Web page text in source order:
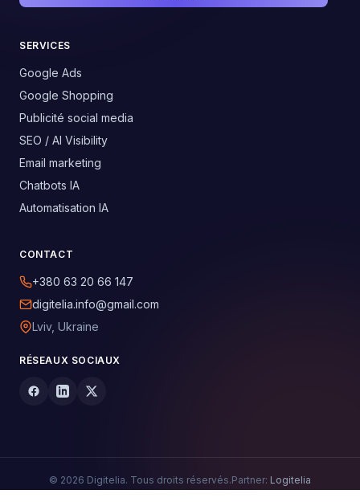
SERVICES
Google Ads
Google Shopping
Publicité social media
SEO / AI Visibility
Email marketing
Chatbots IA
Automatisation IA
CONTACT
+380 63 20 66 147
digitelia.info@gmail.com
Lviv, Ukraine
RÉSEAUX SOCIAUX
© 2026 Digitelia. Tous droits réservés.Partner: Logitelia